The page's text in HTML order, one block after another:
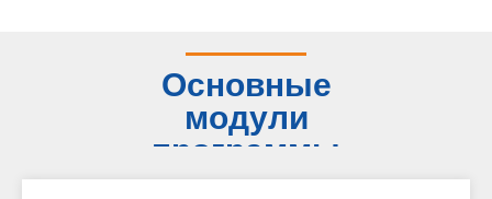
Основные
модули
программы